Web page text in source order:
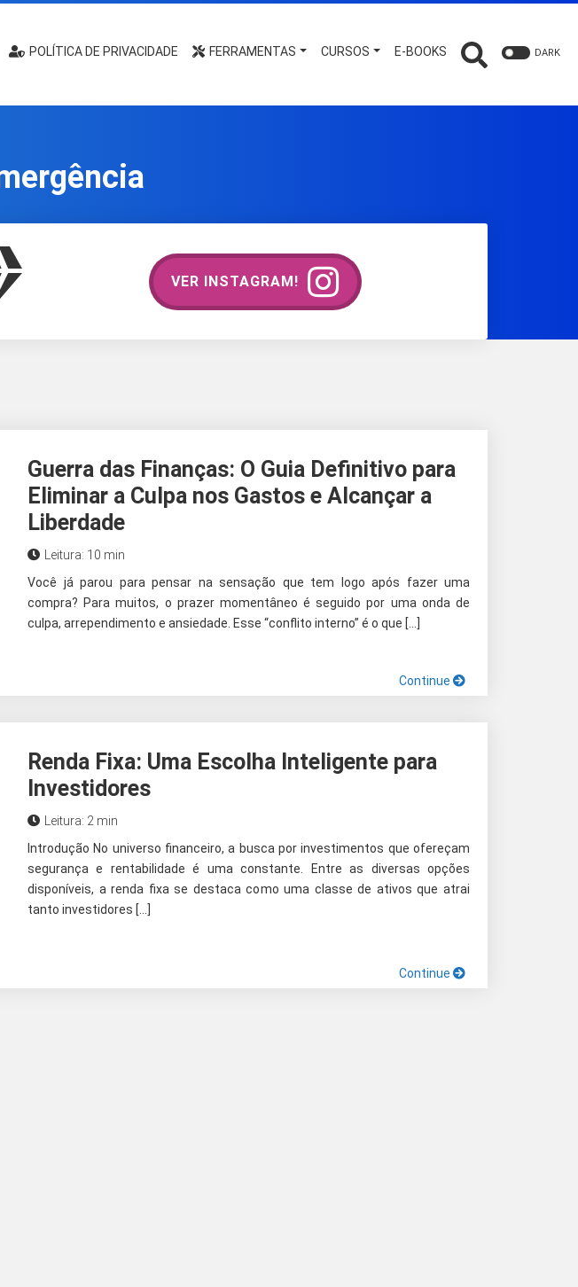
POLÍTICA DE PRIVACIDADE FERRAMENTAS CURSOS E-BOOKS DARK
VER INSTAGRAM!
Guerra das Finanças: O Guia Definitivo para
Eliminar a Culpa nos Gastos e Alcançar a
Liberdade
Leitura: 10 min
Você já parou para pensar na sensação que tem logo após fazer uma
compra? Para muitos, o prazer momentâneo é seguido por uma onda de
culpa, arrependimento e ansiedade. Esse “conflito interno” é o que […]
Continue
Renda Fixa: Uma Escolha Inteligente para
Investidores
Leitura: 2 min
Introdução No universo financeiro, a busca por investimentos que ofereçam
segurança e rentabilidade é uma constante. Entre as diversas opções
disponíveis, a renda fixa se destaca como uma classe de ativos que atrai
tanto investidores […]
Continue